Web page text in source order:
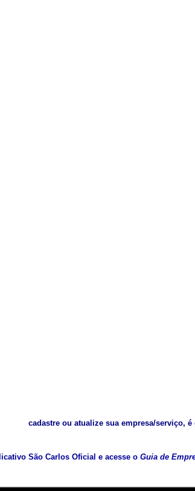
cadastre ou atualize sua empresa/serviço, é
São Carlos Oficial e acesse o Guia de